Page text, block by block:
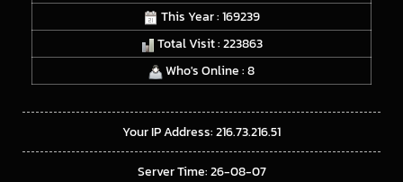
This Year : 169239
Total Visit : 223863
Who's Online : 8
Your IP Address: 216.73.216.51
Server Time: 26-08-07